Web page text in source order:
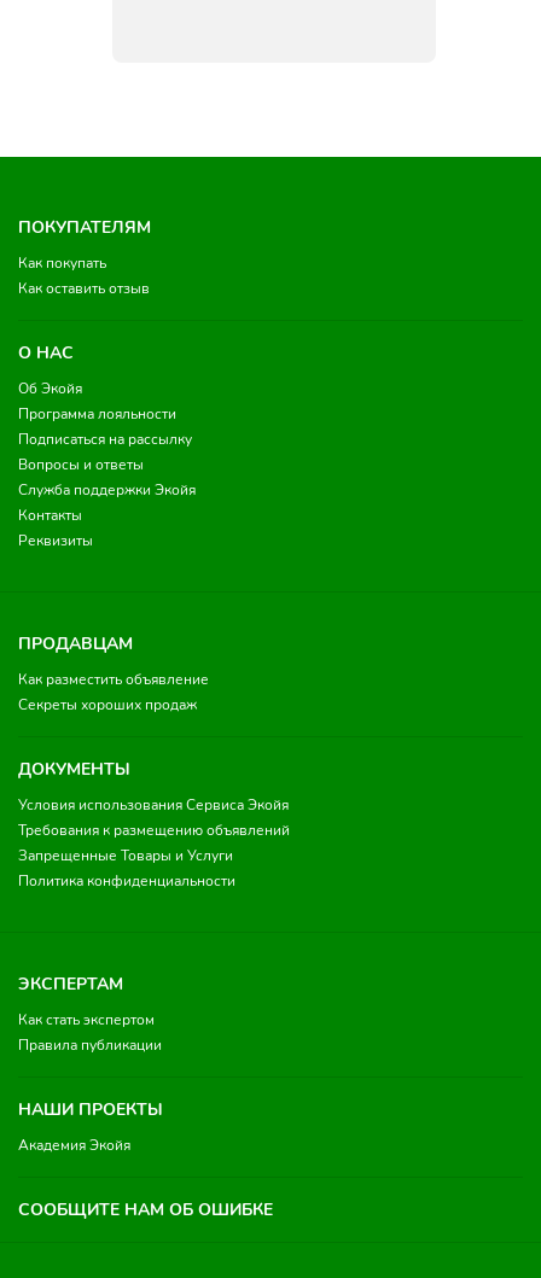
ПОКУПАТЕЛЯМ
Как покупать
Как оставить отзыв
О НАС
Об Экойя
Программа лояльности
Подписаться на рассылку
Вопросы и ответы
Служба поддержки Экойя
Контакты
Реквизиты
ПРОДАВЦАМ
Как разместить объявление
Секреты хороших продаж
ДОКУМЕНТЫ
Условия использования Сервиса Экойя
Требования к размещению объявлений
Запрещенные Товары и Услуги
Политика конфиденциальности
ЭКСПЕРТАМ
Как стать экспертом
Правила публикации
НАШИ ПРОЕКТЫ
Академия Экойя
СООБЩИТЕ НАМ ОБ ОШИБКЕ